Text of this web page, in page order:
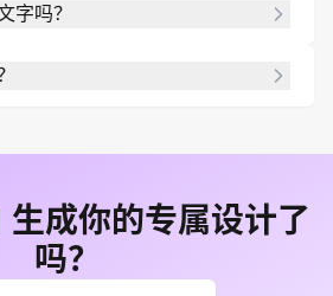
色和受保护 artwork。
字吗？
间距。
成你的专属设计了
吗？